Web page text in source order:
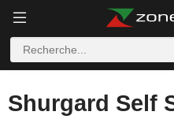
Shurgard Self